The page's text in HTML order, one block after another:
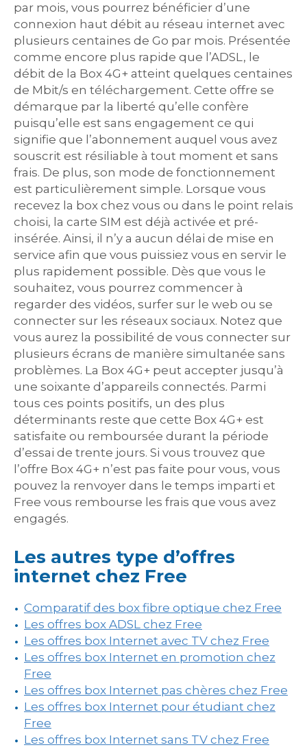
par mois, vous pourrez bénéficier d’une
connexion haut débit au réseau internet avec
plusieurs centaines de Go par mois. Présentée
comme encore plus rapide que l’ADSL, le
débit de la Box 4G+ atteint quelques centaines
de Mbit/s en téléchargement. Cette offre se
démarque par la liberté qu’elle confère
puisqu’elle est sans engagement ce qui
signifie que l’abonnement auquel vous avez
souscrit est résiliable à tout moment et sans
frais. De plus, son mode de fonctionnement
est particulièrement simple. Lorsque vous
recevez la box chez vous ou dans le point relais
choisi, la carte SIM est déjà activée et pré-
insérée. Ainsi, il n’y a aucun délai de mise en
service afin que vous puissiez vous en servir le
plus rapidement possible. Dès que vous le
souhaitez, vous pourrez commencer à
regarder des vidéos, surfer sur le web ou se
connecter sur les réseaux sociaux. Notez que
vous aurez la possibilité de vous connecter sur
plusieurs écrans de manière simultanée sans
problèmes. La Box 4G+ peut accepter jusqu’à
une soixante d’appareils connectés. Parmi
tous ces points positifs, un des plus
déterminants reste que cette Box 4G+ est
satisfaite ou remboursée durant la période
d’essai de trente jours. Si vous trouvez que
l’offre Box 4G+ n’est pas faite pour vous, vous
pouvez la renvoyer dans le temps imparti et
Free vous rembourse les frais que vous avez
engagés.
Les autres type d’offres
internet chez Free
Comparatif des box fibre optique chez Free
Les offres box ADSL chez Free
Les offres box Internet avec TV chez Free
Les offres box Internet en promotion chez
Free
Les offres box Internet pas chères chez Free
Les offres box Internet pour étudiant chez
Free
Les offres box Internet sans TV chez Free